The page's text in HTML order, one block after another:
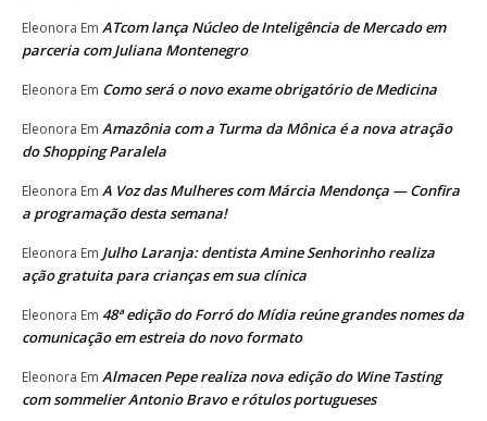
Eleonora Em ATcom lança Núcleo de Inteligência de Mercado em
parceria com Juliana Montenegro
Eleonora Em Como será o novo exame obrigatório de Medicina
Eleonora Em Amazônia com a Turma da Mônica é a nova atração
do Shopping Paralela
Eleonora Em A Voz das Mulheres com Márcia Mendonça — Confira
a programação desta semana!
Eleonora Em Julho Laranja: dentista Amine Senhorinho realiza
ação gratuita para crianças em sua clínica
Eleonora Em 48ª edição do Forró do Mídia reúne grandes nomes da
comunicação em estreia do novo formato
Eleonora Em Almacen Pepe realiza nova edição do Wine Tasting
com sommelier Antonio Bravo e rótulos portugueses